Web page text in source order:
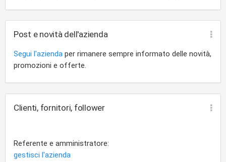
Post e novità dell'azienda
Segui l'azienda per rimanere sempre informato delle novità,
promozioni e offerte.
Clienti, fornitori, follower
Referente e amministratore:
gestisci l'azienda